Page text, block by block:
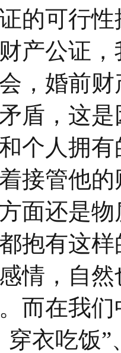
的可行
产公证
，婚前
盾，这
个人拥
接管他
面还是
抱有这
情，自
而在我
穿衣吃饭